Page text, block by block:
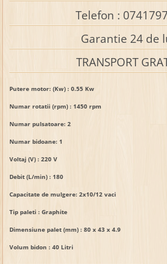
Telefon :
Garantie 24 de
TRANSPORT
Putere motor: (Kw) : 0.55 Kw
Numar rotatii (rpm) : 1450 rpm
Numar pulsatoare: 2
Numar bidoane: 1
Voltaj (V) : 220 V
Debit (L/min) : 180
Capacitate de mulgere: 2x10/12 vaci
Tip paleti : Graphite
Dimensiune palet (mm) : 80 x 43 x 4.9
Volum bidon : 40Litri